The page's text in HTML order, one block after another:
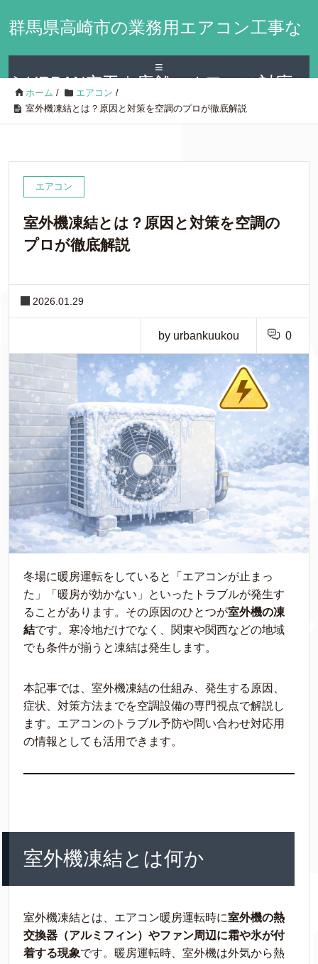
群馬県高崎市の業務用エアコン工事な
らURBAN空工｜店舗・オフィス対応
≡
ホーム / エアコン /
室外機凍結とは？原因と対策を空調のプロが徹底解説
エアコン
室外機凍結とは？原因と対策を空調の
プロが徹底解説
2026.01.29
by urbankuukou 0
冬場に暖房運転をしていると「エアコンが止まっ
た」「暖房が効かない」といったトラブルが発生す
ることがあります。その原因のひとつが室外機の凍
結です。寒冷地だけでなく、関東や関西などの地域
でも条件が揃うと凍結は発生します。
本記事では、室外機凍結の仕組み、発生する原因、
症状、対策方法までを空調設備の専門視点で解説し
ます。エアコンのトラブル予防や問い合わせ対応用
の情報としても活用できます。
室外機凍結とは何か
室外機凍結とは、エアコン暖房運転時に室外機の熱
交換器（アルミフィン）やファン周辺に霜や氷が付
着する現象です。暖房運転時、室外機は外気から熱